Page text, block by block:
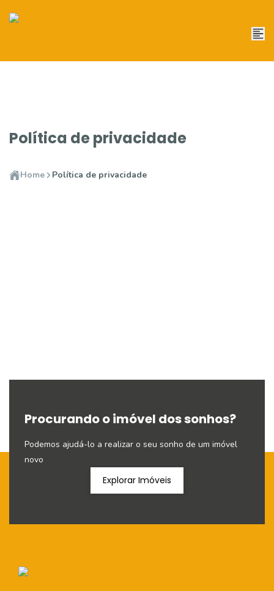
Política de privacidade
Home Política de privacidade
Procurando o imóvel dos sonhos?
Podemos ajudá-lo a realizar o seu sonho de um imóvel
novo
Explorar Imóveis